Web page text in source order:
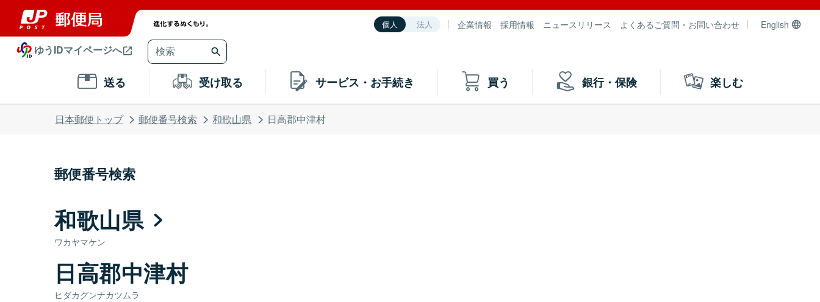
個人 法人 企業情報 採用情報 ニュースリリース よくあるご質問・お問い合わせ English
ゆうIDマイページへ
送る 受け取る サービス・お手続き 買う 銀行・保険 楽しむ
日本郵便トップ 郵便番号検索 和歌山県 日高郡中津村
郵便番号検索
和歌山県
ワカヤマケン
日高郡中津村
ヒダカグンナカツムラ